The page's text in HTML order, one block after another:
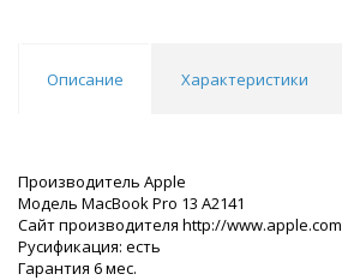
Описание Характеристики
Производитель Apple
Модель MacBook Pro 13 A2141
Сайт производителя http://www.apple.com
Русификация: есть
Гарантия 6 мес.